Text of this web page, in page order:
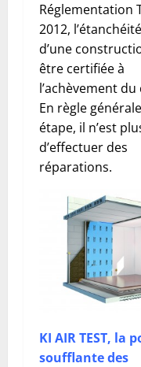
Réglementation
2012,
d’une
être certifiée à
l’achèvement
En règle
étape, il n’est
d’effectuer des
réparations.
KI AIR TEST, la
soufflante des